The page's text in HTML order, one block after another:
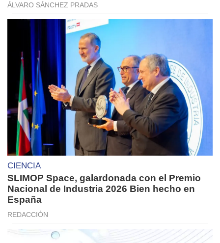
ÁLVARO SÁNCHEZ PRADAS
CIENCIA
SLIMOP Space, galardonada con el Premio
Nacional de Industria 2026 Bien hecho en
España
REDACCIÓN